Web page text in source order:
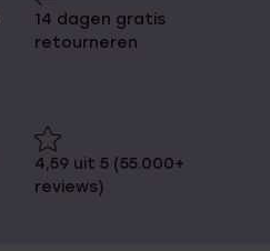
14 dagen gratis
retourneren
4,59 uit 5 (55.000+
reviews)